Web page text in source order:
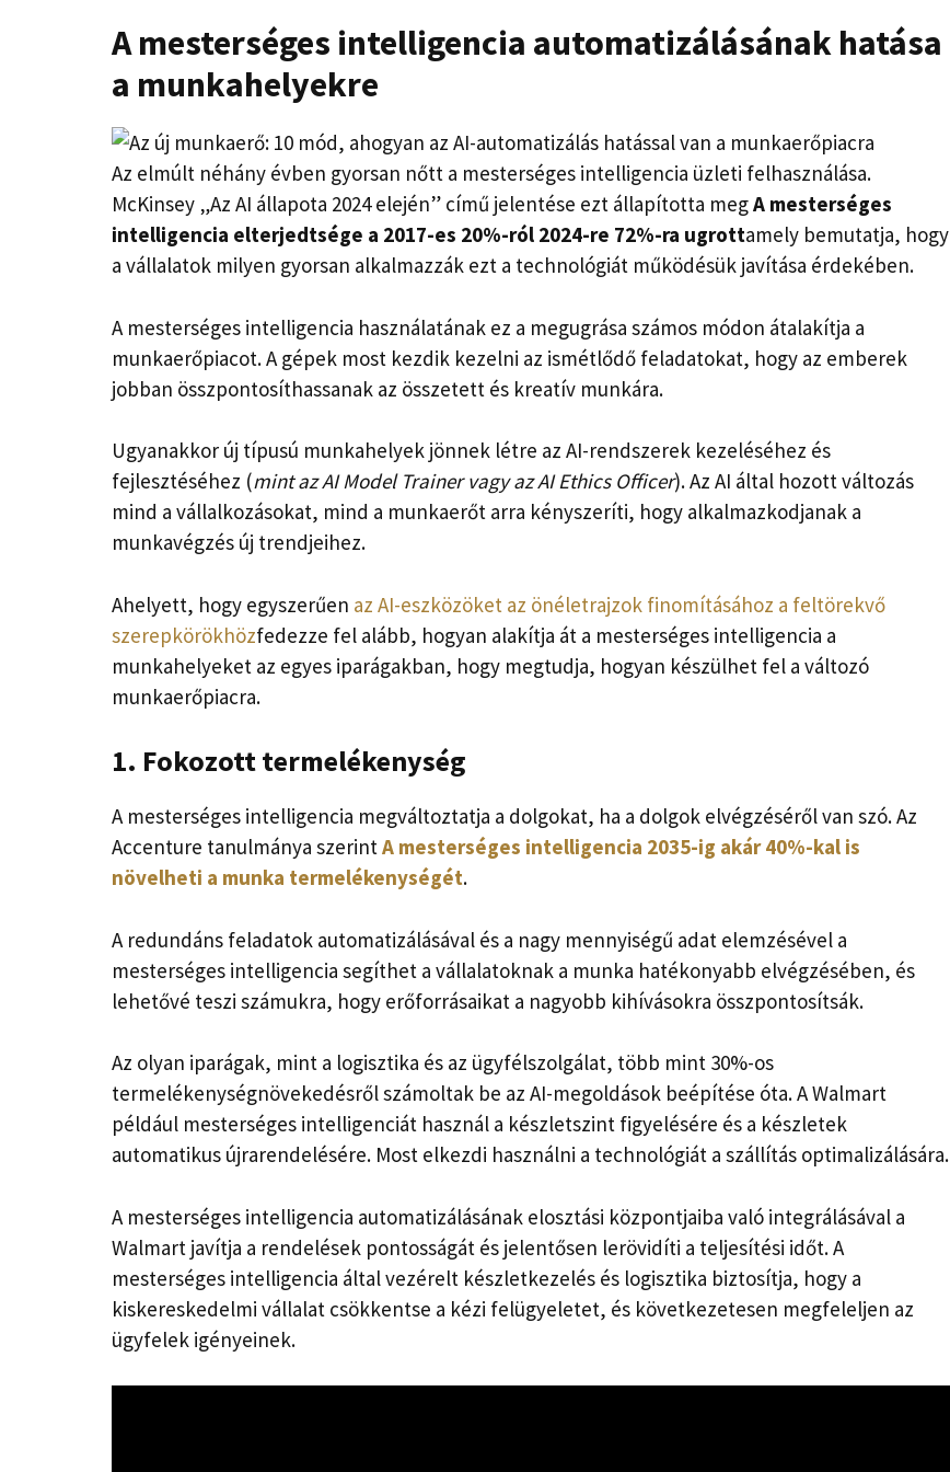
A mesterséges intelligencia automatizálásának hatása
a munkahelyekre
Az elmúlt néhány évben gyorsan nőtt a mesterséges intelligencia üzleti felhasználása.
McKinsey „Az AI állapota 2024 elején” című jelentése ezt állapította megA mesterséges
intelligencia elterjedtsége a 2017-es 20%-ról 2024-re 72%-ra ugrottamely bemutatja, hogy
a vállalatok milyen gyorsan alkalmazzák ezt a technológiát működésük javítása érdekében.
A mesterséges intelligencia használatának ez a megugrása számos módon átalakítja a
munkaerőpiacot. A gépek most kezdik kezelni az ismétlődő feladatokat, hogy az emberek
jobban összpontosíthassanak az összetett és kreatív munkára.
Ugyanakkor új típusú munkahelyek jönnek létre az AI-rendszerek kezeléséhez és
fejlesztéséhez (mint az AI Model Trainer vagy az AI Ethics Officer). Az AI által hozott változás
mind a vállalkozásokat, mind a munkaerőt arra kényszeríti, hogy alkalmazkodjanak a
munkavégzés új trendjeihez.
Ahelyett, hogy egyszerűen az AI-eszközöket az önéletrajzok finomításához a feltörekvő
szerepkörökhözfedezze fel alább, hogyan alakítja át a mesterséges intelligencia a
munkahelyeket az egyes iparágakban, hogy megtudja, hogyan készülhet fel a változó
munkaerőpiacra.
1. Fokozott termelékenység
A mesterséges intelligencia megváltoztatja a dolgokat, ha a dolgok elvégzéséről van szó. Az
Accenture tanulmánya szerintA mesterséges intelligencia 2035-ig akár 40%-kal is
növelheti a munka termelékenységét.
A redundáns feladatok automatizálásával és a nagy mennyiségű adat elemzésével a
mesterséges intelligencia segíthet a vállalatoknak a munka hatékonyabb elvégzésében, és
lehetővé teszi számukra, hogy erőforrásaikat a nagyobb kihívásokra összpontosítsák.
Az olyan iparágak, mint a logisztika és az ügyfélszolgálat, több mint 30%-os
termelékenységnövekedésről számoltak be az AI-megoldások beépítése óta. A Walmart
például mesterséges intelligenciát használ a készletszint figyelésére és a készletek
automatikus újrarendelésére. Most elkezdi használni a technológiát a szállítás optimalizálására.
A mesterséges intelligencia automatizálásának elosztási központjaiba való integrálásával a
Walmart javítja a rendelések pontosságát és jelentősen lerövidíti a teljesítési időt. A
mesterséges intelligencia által vezérelt készletkezelés és logisztika biztosítja, hogy a
kiskereskedelmi vállalat csökkentse a kézi felügyeletet, és következetesen megfeleljen az
ügyfelek igényeinek.